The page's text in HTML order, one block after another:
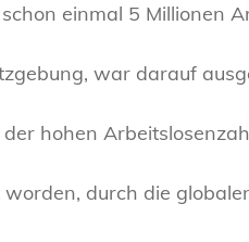
einmal 5 Millionen
war darauf
hohen
durch die